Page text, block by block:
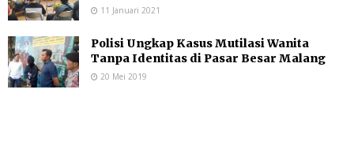
11 Januari 2021
Polisi Ungkap Kasus Mutilasi Wanita
Tanpa Identitas di Pasar Besar Malang
20 Mei 2019